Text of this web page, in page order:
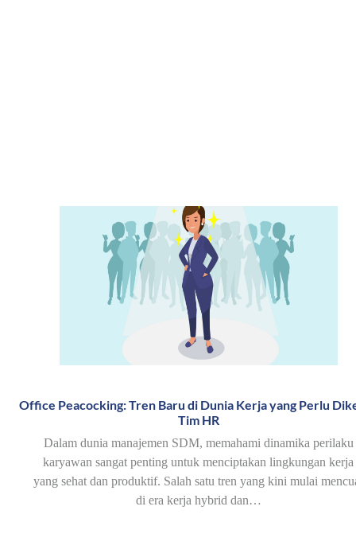
Office Peacocking: Tren Baru di Dunia Kerja yang Perlu
Tim HR
Dalam dunia manajemen SDM, memahami dinamika perilaku
karyawan sangat penting untuk menciptakan lingkungan kerja
yang sehat dan produktif. Salah satu tren yang kini mulai
di era kerja hybrid dan…